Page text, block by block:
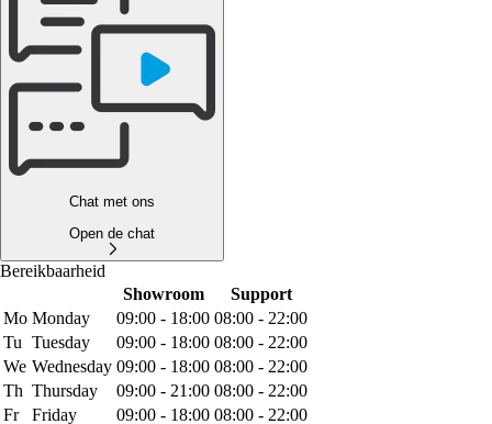
Chat met ons
Open de chat
Bereikbaarheid
Showroom
Support
Mo Monday 09:00 - 18:00 08:00 - 22:00
Tu Tuesday 09:00 - 18:00 08:00 - 22:00
We Wednesday 09:00 - 18:00 08:00 - 22:00
Th Thursday 09:00 - 21:00 08:00 - 22:00
Fr
Friday 09:00 - 18:00 08:00 - 22:00